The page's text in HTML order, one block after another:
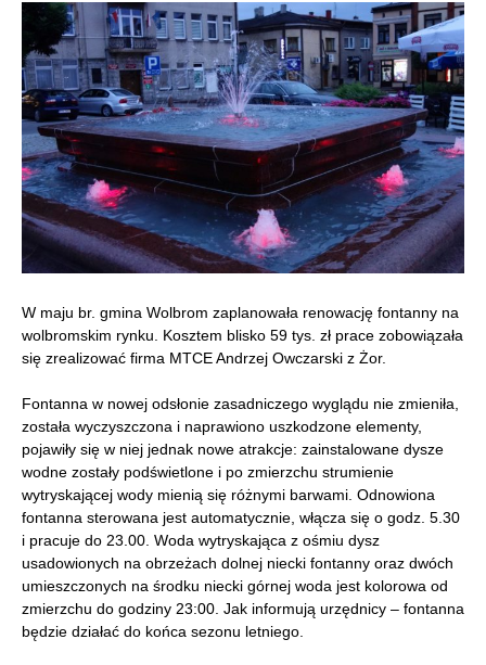
W maju br. gmina Wolbrom zaplanowała renowację fontanny na
wolbromskim rynku. Kosztem blisko 59 tys. zł prace zobowiązała
się zrealizować firma MTCE Andrzej Owczarski z Żor.
Fontanna w nowej odsłonie zasadniczego wyglądu nie zmieniła,
została wyczyszczona i naprawiono uszkodzone elementy,
pojawiły się w niej jednak nowe atrakcje: zainstalowane dysze
wodne zostały podświetlone i po zmierzchu strumienie
wytryskającej wody mienią się różnymi barwami. Odnowiona
fontanna sterowana jest automatycznie, włącza się o godz. 5.30
i pracuje do 23.00. Woda wytryskająca z ośmiu dysz
usadowionych na obrzeżach dolnej niecki fontanny oraz dwóch
umieszczonych na środku niecki górnej woda jest kolorowa od
zmierzchu do godziny 23:00. Jak informują urzędnicy – fontanna
będzie działać do końca sezonu letniego.